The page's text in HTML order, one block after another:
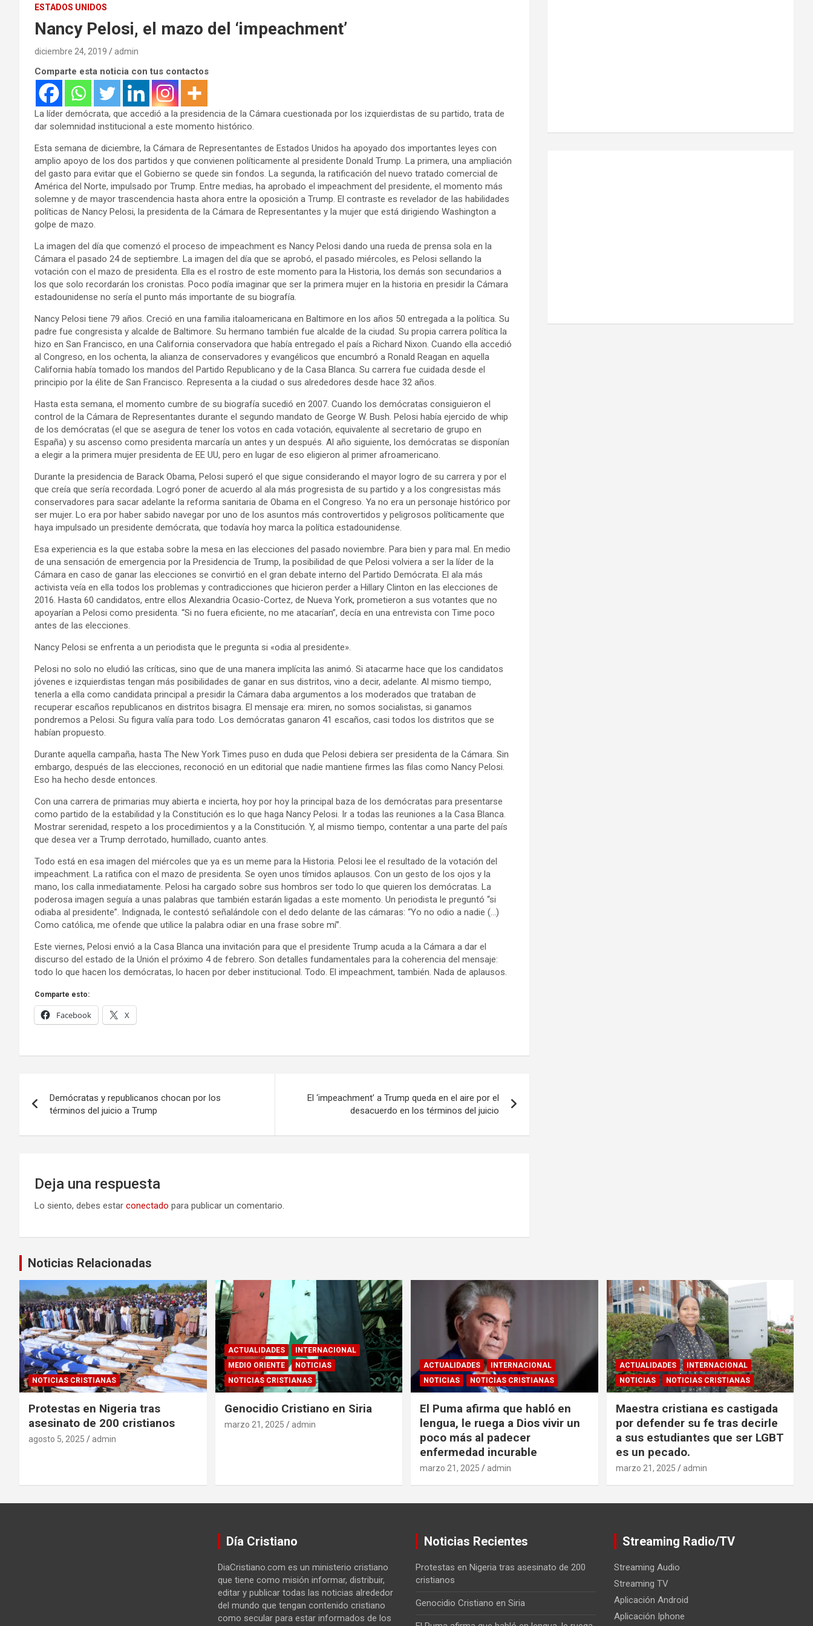
ESTADOS UNIDOS
Nancy Pelosi, el mazo del ‘impeachment’
diciembre 24, 2019 admin
Comparte esta noticia con tus contactos
La líder demócrata, que accedió a la presidencia de la Cámara cuestionada por los izquierdistas de su partido, trata de
dar solemnidad institucional a este momento histórico.
Esta semana de diciembre, la Cámara de Representantes de Estados Unidos ha apoyado dos importantes leyes con
amplio apoyo de los dos partidos y que convienen políticamente al presidente Donald Trump. La primera, una ampliación
del gasto para evitar que el Gobierno se quede sin fondos. La segunda, la ratificación del nuevo tratado comercial de
América del Norte, impulsado por Trump. Entre medias, ha aprobado el impeachment del presidente, el momento más
solemne y de mayor trascendencia hasta ahora entre la oposición a Trump. El contraste es revelador de las habilidades
políticas de Nancy Pelosi, la presidenta de la Cámara de Representantes y la mujer que está dirigiendo Washington a
golpe de mazo.
La imagen del día que comenzó el proceso de impeachment es Nancy Pelosi dando una rueda de prensa sola en la
Cámara el pasado 24 de septiembre. La imagen del día que se aprobó, el pasado miércoles, es Pelosi sellando la
votación con el mazo de presidenta. Ella es el rostro de este momento para la Historia, los demás son secundarios a
los que solo recordarán los cronistas. Poco podía imaginar que ser la primera mujer en la historia en presidir la Cámara
estadounidense no sería el punto más importante de su biografía.
Nancy Pelosi tiene 79 años. Creció en una familia italoamericana en Baltimore en los años 50 entregada a la política. Su
padre fue congresista y alcalde de Baltimore. Su hermano también fue alcalde de la ciudad. Su propia carrera política la
hizo en San Francisco, en una California conservadora que había entregado el país a Richard Nixon. Cuando ella accedió
al Congreso, en los ochenta, la alianza de conservadores y evangélicos que encumbró a Ronald Reagan en aquella
California había tomado los mandos del Partido Republicano y de la Casa Blanca. Su carrera fue cuidada desde el
principio por la élite de San Francisco. Representa a la ciudad o sus alrededores desde hace 32 años.
Hasta esta semana, el momento cumbre de su biografía sucedió en 2007. Cuando los demócratas consiguieron el
control de la Cámara de Representantes durante el segundo mandato de George W. Bush. Pelosi había ejercido de whip
de los demócratas (el que se asegura de tener los votos en cada votación, equivalente al secretario de grupo en
España) y su ascenso como presidenta marcaría un antes y un después. Al año siguiente, los demócratas se disponían
a elegir a la primera mujer presidenta de EE UU, pero en lugar de eso eligieron al primer afroamericano.
Durante la presidencia de Barack Obama, Pelosi superó el que sigue considerando el mayor logro de su carrera y por el
que creía que sería recordada. Logró poner de acuerdo al ala más progresista de su partido y a los congresistas más
conservadores para sacar adelante la reforma sanitaria de Obama en el Congreso. Ya no era un personaje histórico por
ser mujer. Lo era por haber sabido navegar por uno de los asuntos más controvertidos y peligrosos políticamente que
haya impulsado un presidente demócrata, que todavía hoy marca la política estadounidense.
Esa experiencia es la que estaba sobre la mesa en las elecciones del pasado noviembre. Para bien y para mal. En medio
de una sensación de emergencia por la Presidencia de Trump, la posibilidad de que Pelosi volviera a ser la líder de la
Cámara en caso de ganar las elecciones se convirtió en el gran debate interno del Partido Demócrata. El ala más
activista veía en ella todos los problemas y contradicciones que hicieron perder a Hillary Clinton en las elecciones de
2016. Hasta 60 candidatos, entre ellos Alexandria Ocasio-Cortez, de Nueva York, prometieron a sus votantes que no
apoyarían a Pelosi como presidenta. “Si no fuera eficiente, no me atacarían”, decía en una entrevista con Time poco
antes de las elecciones.
Nancy Pelosi se enfrenta a un periodista que le pregunta si «odia al presidente».
Pelosi no solo no eludió las críticas, sino que de una manera implícita las animó. Si atacarme hace que los candidatos
jóvenes e izquierdistas tengan más posibilidades de ganar en sus distritos, vino a decir, adelante. Al mismo tiempo,
tenerla a ella como candidata principal a presidir la Cámara daba argumentos a los moderados que trataban de
recuperar escaños republicanos en distritos bisagra. El mensaje era: miren, no somos socialistas, si ganamos
pondremos a Pelosi. Su figura valía para todo. Los demócratas ganaron 41 escaños, casi todos los distritos que se
habían propuesto.
Durante aquella campaña, hasta The New York Times puso en duda que Pelosi debiera ser presidenta de la Cámara. Sin
embargo, después de las elecciones, reconoció en un editorial que nadie mantiene firmes las filas como Nancy Pelosi.
Eso ha hecho desde entonces.
Con una carrera de primarias muy abierta e incierta, hoy por hoy la principal baza de los demócratas para presentarse
como partido de la estabilidad y la Constitución es lo que haga Nancy Pelosi. Ir a todas las reuniones a la Casa Blanca.
Mostrar serenidad, respeto a los procedimientos y a la Constitución. Y, al mismo tiempo, contentar a una parte del país
que desea ver a Trump derrotado, humillado, cuanto antes.
Todo está en esa imagen del miércoles que ya es un meme para la Historia. Pelosi lee el resultado de la votación del
impeachment. La ratifica con el mazo de presidenta. Se oyen unos tímidos aplausos. Con un gesto de los ojos y la
mano, los calla inmediatamente. Pelosi ha cargado sobre sus hombros ser todo lo que quieren los demócratas. La
poderosa imagen seguía a unas palabras que también estarán ligadas a este momento. Un periodista le preguntó “si
odiaba al presidente”. Indignada, le contestó señalándole con el dedo delante de las cámaras: “Yo no odio a nadie (…)
Como católica, me ofende que utilice la palabra odiar en una frase sobre mí”.
Este viernes, Pelosi envió a la Casa Blanca una invitación para que el presidente Trump acuda a la Cámara a dar el
discurso del estado de la Unión el próximo 4 de febrero. Son detalles fundamentales para la coherencia del mensaje:
todo lo que hacen los demócratas, lo hacen por deber institucional. Todo. El impeachment, también. Nada de aplausos.
Comparte esto:
Facebook X
de
entradas
Demócratas y republicanos chocan por los
términos del juicio a Trump
El ‘impeachment’ a Trump queda en el aire por el
desacuerdo en los términos del juicio
Deja una respuesta
Lo siento, debes estar conectado para publicar un comentario.
Noticias Relacionadas
NOTICIAS CRISTIANAS
Protestas en Nigeria tras
asesinato de 200 cristianos
agosto 5, 2025 admin
ACTUALIDADES
INTERNACIONAL
MEDIO ORIENTE
NOTICIAS
NOTICIAS CRISTIANAS
Genocidio Cristiano en Siria
marzo 21, 2025 admin
ACTUALIDADES
INTERNACIONAL
NOTICIAS
NOTICIAS CRISTIANAS
El Puma afirma que habló en
lengua, le ruega a Dios vivir un
poco más al padecer
enfermedad incurable
marzo 21, 2025 admin
ACTUALIDADES
INTERNACIONAL
NOTICIAS
NOTICIAS CRISTIANAS
Maestra cristiana es castigada
por defender su fe tras decirle
a sus estudiantes que ser LGBT
es un pecado.
marzo 21, 2025 admin
Día Cristiano
DiaCristiano.com es un ministerio cristiano
que tiene como misión informar, distribuir,
editar y publicar todas las noticias alrededor
del mundo que tengan contenido cristiano
como secular para estar informados de los
Noticias Recientes
Protestas en Nigeria tras asesinato de 200
cristianos
Genocidio Cristiano en Siria
Streaming Radio/TV
Streaming Audio
Streaming TV
Aplicación Android
Aplicación Iphone